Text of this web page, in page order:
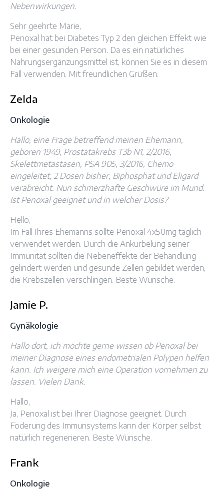
Nebenwirkungen.
Sehr geehrte Marie,
Penoxal hat bei Diabetes Typ 2 den gleichen Effekt wie
bei einer gesunden Person. Da es ein natürliches
Nahrungsergänzungsmittel ist, können Sie es in diesem
Fall verwenden. Mit freundlichen Grüßen.
Zelda
Onkologie
Hallo, eine Frage betreffend meinen Ehemann,
geboren 1949, Prostatakrebs T3b N1, 2/2016,
Skelettmetastasen, PSA 905, 3/2016, Chemo
eingeleitet, 2 Dosen bisher, Biphosphat und Eligard
verabreicht. Nun schmerzhafte Geschwüre im Mund.
Ist Penoxal geeignet und in welcher Dosis?
Hello,
Im Fall Ihres Ehemanns sollte Penoxal 4x50mg täglich
verwendet werden. Durch die Ankurbelung seiner
Immunität sollten die Nebeneffekte der Behandlung
gelindert werden und gesunde Zellen gebildet werden,
die Krebszellen verschlingen. Beste Wünsche.
Jamie P.
Gynäkologie
Hallo dort, ich möchte gerne wissen ob Penoxal bei
meiner Diagnose eines endometrialen Polypen helfen
kann. Ich weigere mich eine Operation vornehmen zu
lassen. Vielen Dank.
Hallo,
Ja, Penoxal ist bei Ihrer Diagnose geeignet. Durch
Föderung des Immunsystems kann der Körper selbst
natürlich regenerieren. Beste Wünsche.
Frank
Onkologie